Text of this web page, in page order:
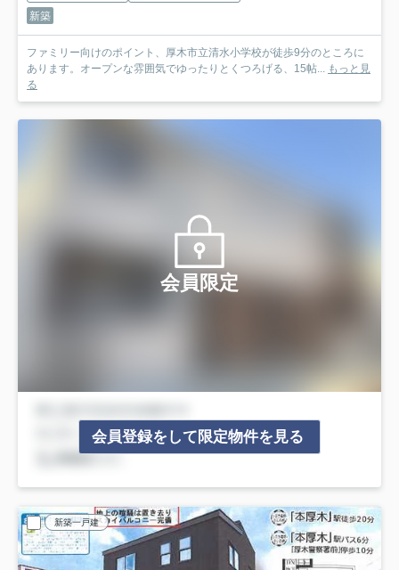
新築
ファミリー向けのポイント、厚木市立清水小学校が徒歩9分のところに
あります。オープンな雰囲気でゆったりとくつろげる、15帖... もっと見
る
会員限定
会員登録をして限定物件を見る
新築一戸建